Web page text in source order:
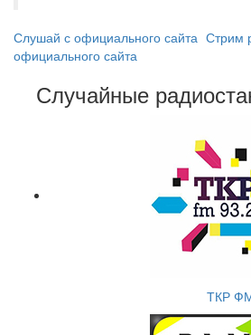
Слушай с официального сайта Стрим
официального сайта
Случайные
ТКР